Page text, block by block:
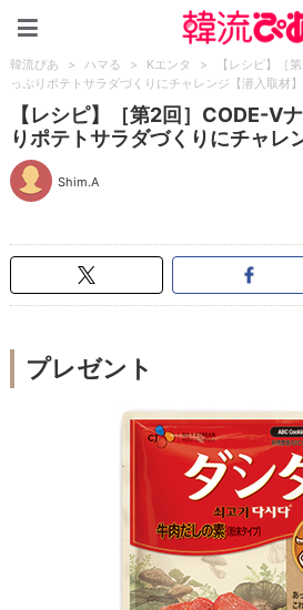
韓流ぴあ > ハマる > Kエンタ >
【レシピ】［
っぷりポテトサラダづくりにチャレンジ【潜入取材】
【レシピ】［第2回］CODE-V
りポテトサラダづくりにチャレ
Shim.A
プレゼント